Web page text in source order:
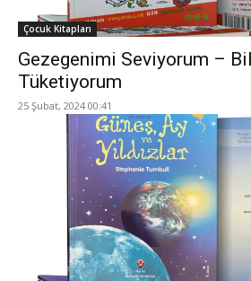
Çocuk Kitapları
Gezegenimi Seviyorum –
Tüketiyorum
25 Şubat, 2024 00:41